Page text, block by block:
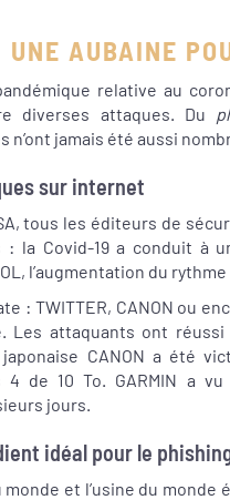
UNE AUBAINE
relative au
diverses attaques. Du
n’ont jamais été aussi
sur internet
tous les éditeurs de
: la Covid-19 a conduit à
l’augmentation du
: TWITTER, CANON ou
Les attaquants ont
CANON a été
de 10 To. GARMIN a
jours.
idéal pour le
monde et l’usine du